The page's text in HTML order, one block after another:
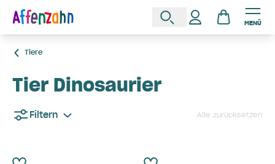
MENÜ
Tiere
Tier Dinosaurier
Filtern Alle zurücksetzen